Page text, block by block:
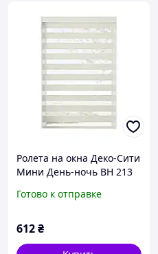
Ролета на окна Деко-Сити
Мини День-ночь ВН 213
Готово к отправке
612₴